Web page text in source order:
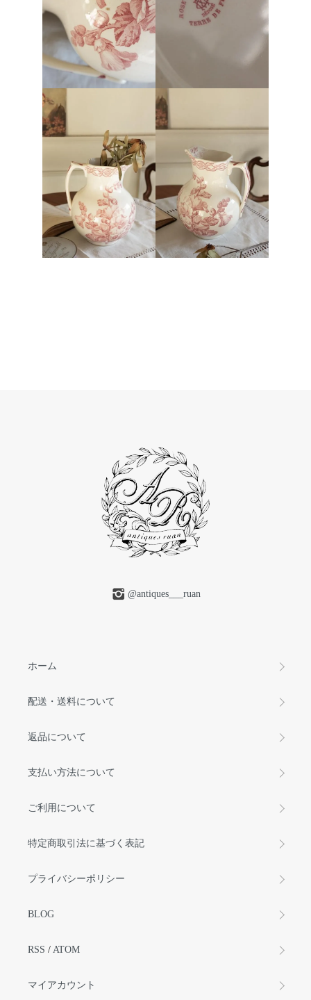
@antiques___ruan
ホーム
配送・送料について
返品について
支払い方法について
ご利用について
特定商取引法に基づく表記
プライバシーポリシー
BLOG
RSS / ATOM
マイアカウント